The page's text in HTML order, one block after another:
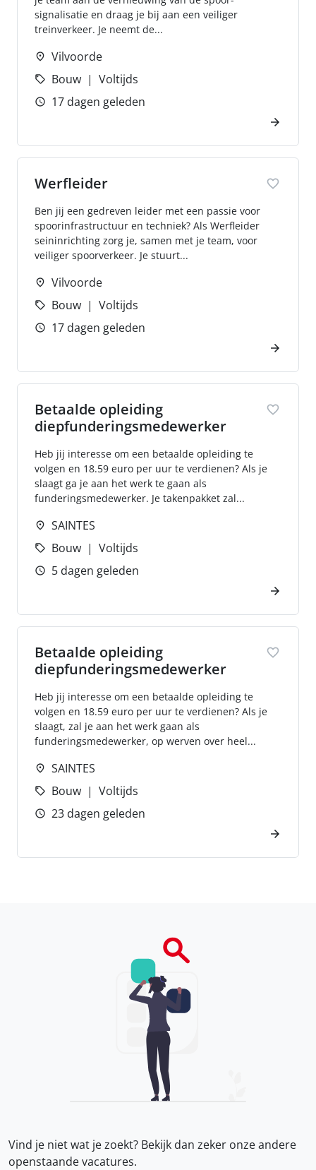
signalisatie en draag je bij aan een veiliger
treinverkeer. Je neemt de...
Vilvoorde
Bouw
Voltijds
17 dagen geleden
Werfleider
Ben jij een gedreven leider met een passie voor
spoorinfrastructuur en techniek? Als Werfleider
seininrichting zorg je, samen met je team, voor
veiliger spoorverkeer. Je stuurt...
Vilvoorde
Bouw
Voltijds
17 dagen geleden
Betaalde opleiding
diepfunderingsmedewerker
Heb jij interesse om een betaalde opleiding te
volgen en 18.59 euro per uur te verdienen? Als je
slaagt ga je aan het werk te gaan als
funderingsmedewerker. Je takenpakket zal...
SAINTES
Bouw
Voltijds
5 dagen geleden
Betaalde opleiding
diepfunderingsmedewerker
Heb jij interesse om een betaalde opleiding te
volgen en 18.59 euro per uur te verdienen? Als je
slaagt, zal je aan het werk gaan als
funderingsmedewerker, op werven over heel...
SAINTES
Bouw
Voltijds
23 dagen geleden
Vind je niet wat je zoekt? Bekijk dan zeker onzeandere
openstaande vacatures.